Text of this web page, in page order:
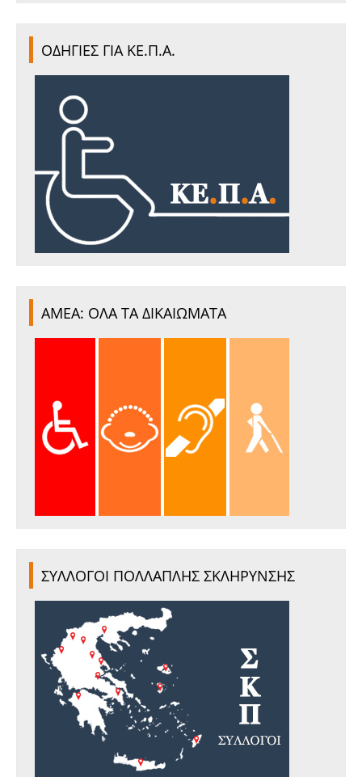
ΟΔΗΓΙΕΣ ΓΙΑ ΚΕ.Π.Α.
ΑΜΕΑ: ΟΛΑ ΤΑ ΔΙΚΑΙΩΜΑΤΑ
ΣΥΛΛΟΓΟΙ ΠΟΛΛΑΠΛΗΣ ΣΚΛΗΡΥΝΣΗΣ